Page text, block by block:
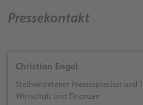
Pressekontakt
Christian Engel
Stellvertretener Pressesprecher und
Wirtschaft und Finanzen